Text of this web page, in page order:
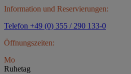
Information und Reservierungen:
Telefon +49 (0) 355 / 290 133-0
Öffnungszeiten:
Mo
Ruhetag